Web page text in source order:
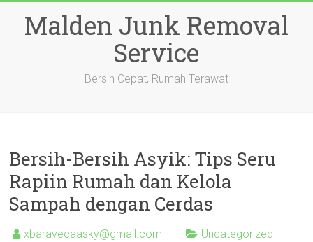
contentMalden Junk Removal
Service
Bersih Cepat, Rumah Terawat
Bersih-Bersih Asyik: Tips Seru
Rapiin Rumah dan Kelola
Sampah dengan Cerdas
xbaravecaasky@gmail.com Uncategorized